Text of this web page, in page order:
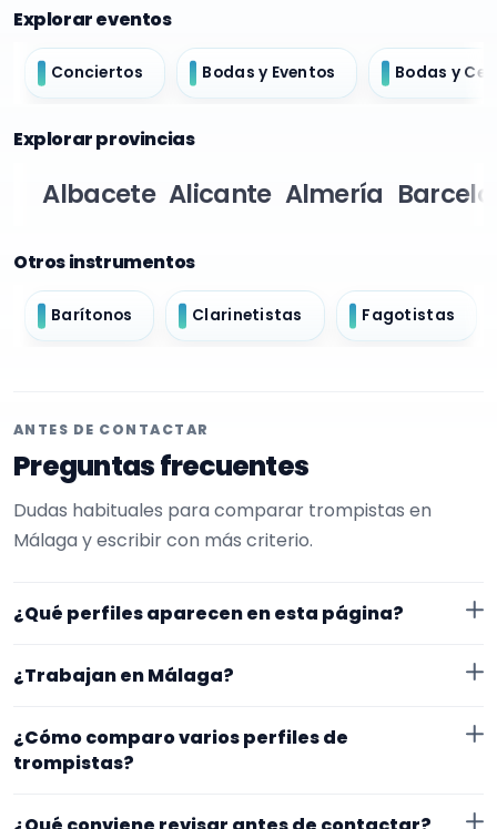
Explorar eventos
Conciertos Bodas y Eventos Bodas y
Explorar provincias
Albacete Alicante Almería
Otros instrumentos
Barítonos Clarinetistas Fagotistas
ANTES DE CONTACTAR
Preguntas frecuentes
Dudas habituales para comparar trompistas en
Málaga y escribir con más criterio.
¿Qué perfiles aparecen en esta página?
EncuentraMúsico. Además, la página se centra en
¿Trabajan en Málaga?
en Málaga. Aun así, conviene confirmar lugar exacto,
cerrar nada.
¿Cómo comparo varios perfiles de
trompistas?
Compara especialidad principal, experiencia, vídeos o